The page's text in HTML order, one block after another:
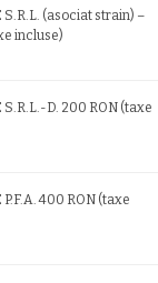
(asociat strain) –
incluse)
D. 200 RON (taxe
400 RON (taxe